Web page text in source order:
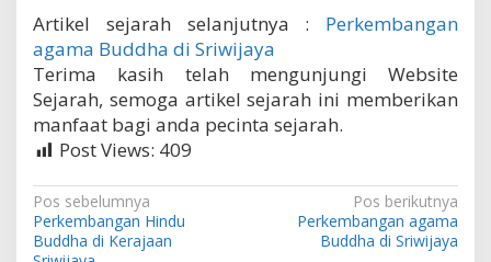
Artikel sejarah selanjutnya : Perkembangan
agama Buddha di Sriwijaya
Terima kasih telah mengunjungi Website
Sejarah, semoga artikel sejarah ini memberikan
manfaat bagi anda pecinta sejarah.
Post Views: 409
N
a
Pos sebelumnya
Perkembangan Hindu
Buddha di Kerajaan
Pos berikutnya
Perkembangan agama
Buddha di Sriwijaya